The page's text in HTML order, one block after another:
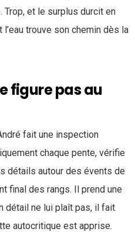
Trop, et le surplus durcit en
trouve son chemin dès la
figure pas au
fait une inspection
chaque pente, vérifie
détails autour des évents de
final des rangs. Il prend une
détail ne lui plaît pas, il fait
autocritique est apprise.